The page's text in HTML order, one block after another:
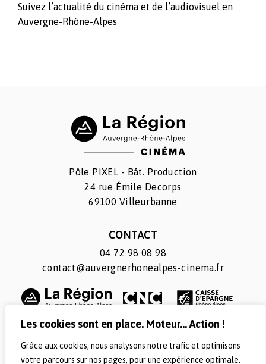
Les cookies sont en place. Moteur... Action !
Grâce aux cookies, nous analysons notre trafic et optimisons
votre parcours sur nos pages, pour une expérience optimale.
Suivez l’actualité du cinéma et de l’audiovisuel en
Auvergne-Rhône-Alpes
Pôle PIXEL - Bât. Production
24 rue Émile Decorps
69100 Villeurbanne
CONTACT
04 72 98 08 98
contact@auvergnerhonealpes-cinema.fr
SUIVEZ-NOUS